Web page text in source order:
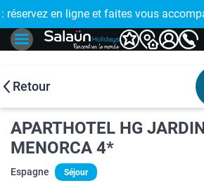
!
: réservez en ligne et faites vous
Retour
APARTHOTEL HG
MENORCA 4*
Espagne Séjour